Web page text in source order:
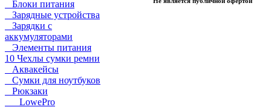
Блоки питания
Зарядные устройства
Зарядки с
аккумуляторами
Элементы питания
10 Чехлы сумки ремни
Аквакейсы
Сумки для ноутбуков
Рюкзаки
LowePro